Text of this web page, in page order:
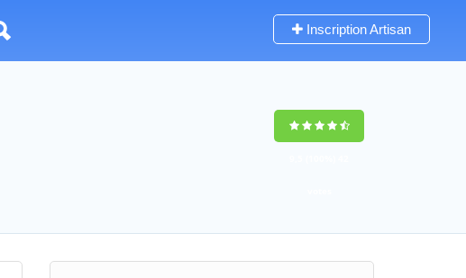
Inscription Artisan